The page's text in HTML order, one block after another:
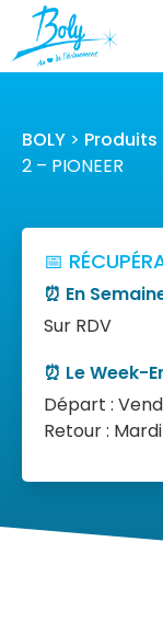
BOLY > Produits
2 – PIONEER
📅
⏰ En
Sur RDV
⏰ Le Week-
Départ :
Retour : Mardi